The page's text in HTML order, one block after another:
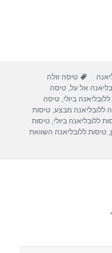
תגיות
טיסה זולה
אל על,טיסה
ביולי,טיסה
ללובליאנה מבצע,טיסות
ללובליאנה ביולי,טיסות
,טיסות ללובליאנה השוואת